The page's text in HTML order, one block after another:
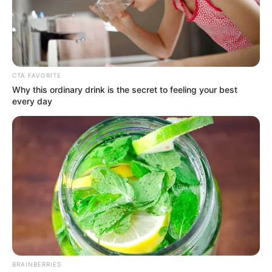
CTA FAVORITE
Why this ordinary drink is the secret to feeling your best
every day
BRAINBERRIES